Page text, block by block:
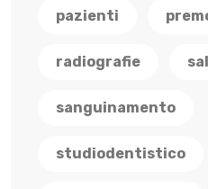
pazienti
radiografie
sanguinamento
studiodentistico